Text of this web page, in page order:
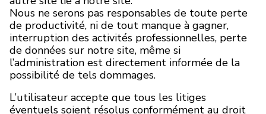
Questions fréquemment posées
Contactez nous
Commentaires
Nous ne serons pas responsables de toute perte
de productivité, ni de tout manque à gagner,
interruption des activités professionnelles, perte
de données sur notre site, même si
l’administration est directement informée de la
possibilité de tels dommages.
L’utilisateur accepte que tous les litiges
éventuels soient résolus conformément au droit